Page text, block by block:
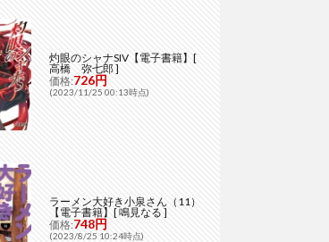
灼眼のシャナSIV【電子書籍】[
高橋 弥七郎 ]
価格:726円
(2023/11/25 00:13時点)
ラーメン大好き小泉さん（11）
【電子書籍】[ 鳴見なる ]
価格:748円
(2023/8/25 10:24時点)